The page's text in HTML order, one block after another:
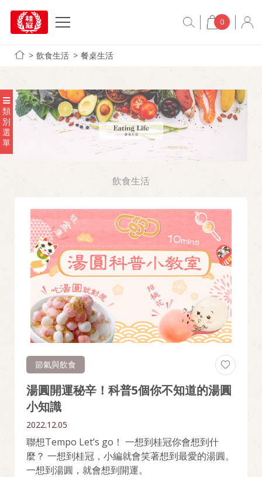
0
飲食生活 餐桌生活
類
別
選
單
飲食生活
節氣與飲食
湯圓開運秘辛！科普5個你不知道的湯圓
小知識
2022.12.05
聯想Tempo Let’s go！ 一想到桂冠你會想到什
麼？ 一想到桂冠，小編就會笑著想到最愛的湯圓。
一想到湯圓，就會想到開運。